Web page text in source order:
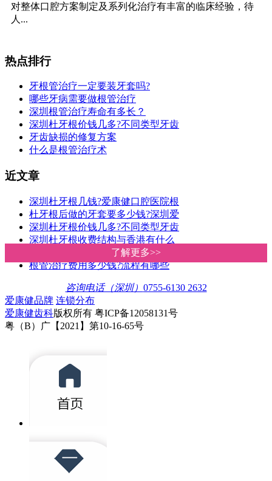
了解更多>>
了解更多>>
对整体口腔方案制定及系列化治疗有丰富的临床经验，待
人...
热点排行
牙根管治疗一定要装牙套吗?
哪些牙病需要做根管治疗
深圳根管治疗寿命有多长？
深圳杜牙根价钱几多?不同类型牙齿
牙齿缺损的修复方案
什么是根管治疗术
近文章
深圳杜牙根几钱?爱康健口腔医院根
杜牙根后做的牙套要多少钱?深圳爱
深圳杜牙根价钱几多?不同类型牙齿
深圳杜牙根收费结构与香港有什么
为什么要做杜牙根，而不是直接拔
根管治疗费用多少钱?流程有哪些
咨询电话（深圳） 0755-6130 2632
爱康健品牌 连锁分布
爱康健齿科版权所有 粤ICP备12058131号
粤（B）广【2021】第10-16-65号